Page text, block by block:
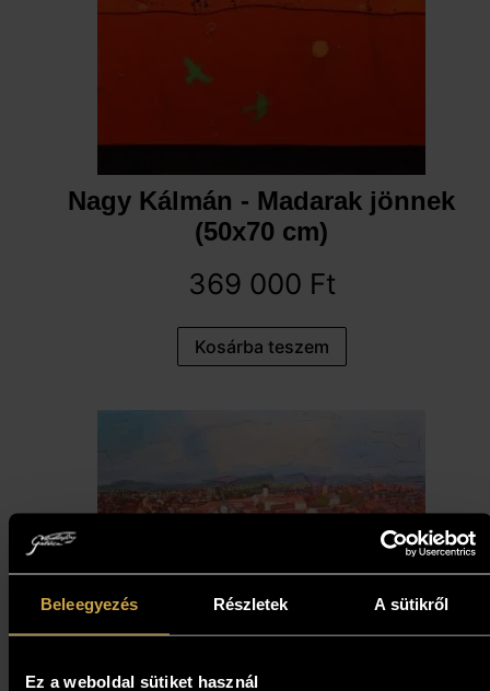
Beleegyezés Részletek A sütikről
Ez a weboldal sütiket használ
Nagy Kálmán - Madarak jönnek
(50x70 cm)
369 000 Ft
Kosárba teszem